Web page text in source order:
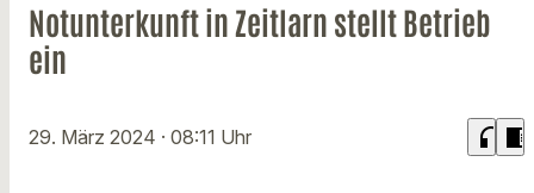
Notunterkunft in Zeitlarn stellt Betrieb
ein
29. März 2024 · 08:11 Uhr headphones chrome_reader_mode